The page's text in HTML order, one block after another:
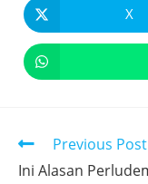
X
Previous Post
Ini Alasan